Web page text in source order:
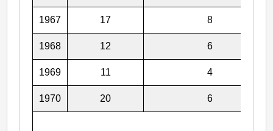
1967 17 8
1968 12 6
1969 11 4
1970 20 6